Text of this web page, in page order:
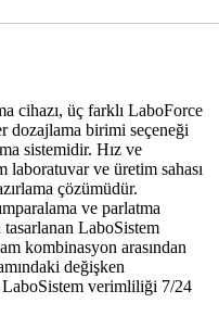
cihazı, üç farklı LaboForce
dozajlama birimi seçeneği
sistemidir. Hız ve
ve üretim sahası
çözümüdür.
ve parlatma
LaboSistem
kombinasyon arasından
değişken
LaboSistem verimliliği 7/24